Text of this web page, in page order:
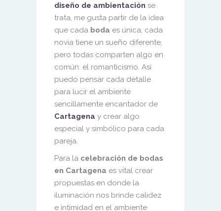
diseño de ambientación se
trata, me gusta partir de la idea
que cada boda es única, cada
novia tiene un sueño diferente,
pero todas comparten algo en
común: el romanticismo. Así
puedo pensar cada detalle
para lucir el ambiente
sencillamente encantador de
Cartagena y crear algo
especial y simbólico para cada
pareja.
Para la celebración de bodas
en Cartagena es vital crear
propuestas en donde la
iluminación nos brinde calidez
e intimidad en el ambiente